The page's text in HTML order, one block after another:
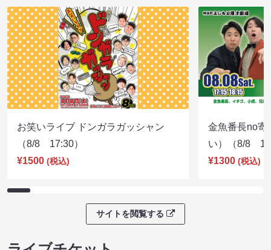
お笑いライブ ドンガラガッシャン
（8/8 17:30）
¥1500 (税込)
金魚番長no寄
い）（8/8
¥1300 (税込)
サイトを閲覧する